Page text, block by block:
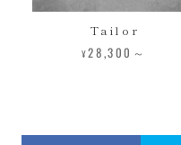
Tailor
¥28,300～